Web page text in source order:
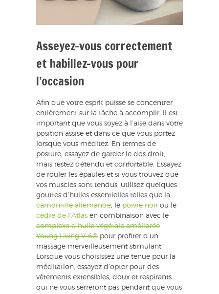
Asseyez-vous correctement
et habillez-vous pour
l’occasion
Afin que votre esprit puisse se concentrer
entièrement sur la tâche à accomplir, il est
important que vous soyez à l’aise dans votre
position assise et dans ce que vous portez
lorsque vous méditez. En termes de
posture, essayez de garder le dos droit,
mais restez détendu et confortable. Essayez
de rouler les épaules et si vous trouvez que
vos muscles sont tendus, utilisez quelques
gouttes d’huiles essentielles telles que la
camomille allemande, le poivre noir ou le
cèdre de l’Atlas en combinaison avec le
complexe d’huile végétale améliorée
Young Living V-6® pour profiter d’un
massage merveilleusement stimulant.
Lorsque vous choisissez une tenue pour la
méditation, essayez d’opter pour des
vêtements extensibles, doux et respirants
qui ne vous serreront pas pendant que vous